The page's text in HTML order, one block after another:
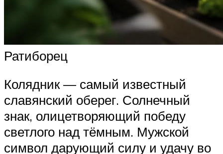
Ратиборец
Колядник — самый известный
славянский оберег. Солнечный
знак, олицетворяющий победу
светлого над тёмным. Мужской
символ дарующий силу и удачу во